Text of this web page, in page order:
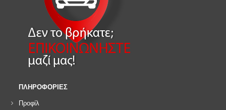
ΠΛΗΡΟΦΟΡΙΕΣ
Προφίλ